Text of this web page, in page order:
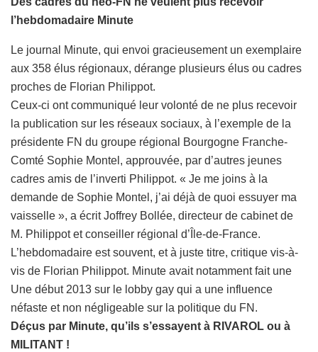
l’hebdomadaire Minute
Le journal Minute, qui envoi gracieusement un exemplaire
aux 358 élus régionaux, dérange plusieurs élus ou cadres
proches de Florian Philippot.
Ceux-ci ont communiqué leur volonté de ne plus recevoir
la publication sur les réseaux sociaux, à l’exemple de la
présidente FN du groupe régional Bourgogne Franche-
Comté Sophie Montel, approuvée, par d’autres jeunes
cadres amis de l’inverti Philippot. « Je me joins à la
demande de Sophie Montel, j’ai déjà de quoi essuyer ma
vaisselle », a écrit Joffrey Bollée, directeur de cabinet de
M. Philippot et conseiller régional d’Île-de-France.
L’hebdomadaire est souvent, et à juste titre, critique vis-à-
vis de Florian Philippot. Minute avait notamment fait une
Une début 2013 sur le lobby gay qui a une influence
néfaste et non négligeable sur la politique du FN.
Déçus par Minute, qu’ils s’essayent à RIVAROL ou à
MILITANT !